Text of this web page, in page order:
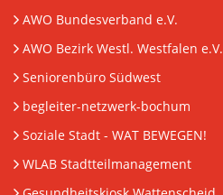
AWO Bundesverband e.V.
AWO Bezirk Westl. Westfalen e.V.
Seniorenbüro Südwest
begleiter-netzwerk-bochum
Soziale Stadt - WAT BEWEGEN!
WLAB Stadtteilmanagement